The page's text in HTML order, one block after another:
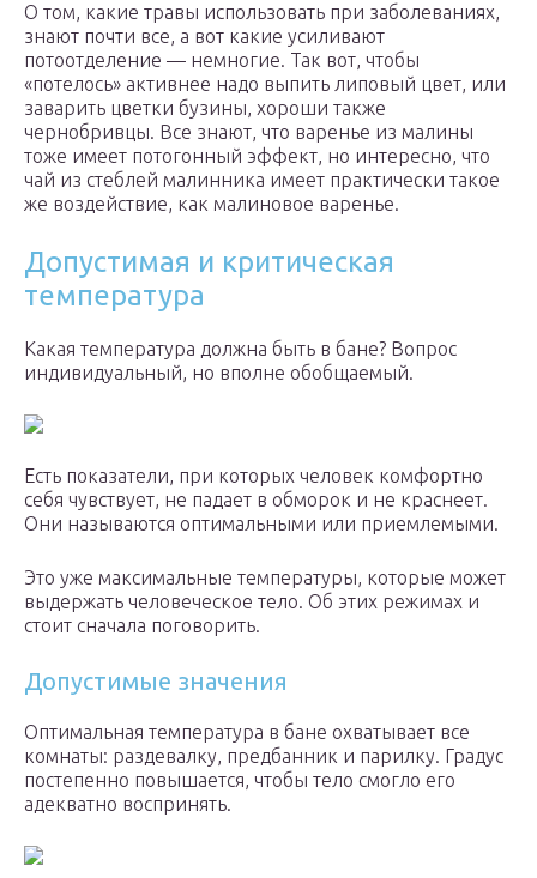
О том, какие травы использовать при заболеваниях,
знают почти все, а вот какие усиливают
потоотделение — немногие. Так вот, чтобы
«потелось» активнее надо выпить липовый цвет, или
заварить цветки бузины, хороши также
чернобривцы. Все знают, что варенье из малины
тоже имеет потогонный эффект, но интересно, что
чай из стеблей малинника имеет практически такое
же воздействие, как малиновое варенье.
Допустимая и критическая
температура
Какая температура должна быть в бане? Вопрос
индивидуальный, но вполне обобщаемый.
Есть показатели, при которых человек комфортно
себя чувствует, не падает в обморок и не краснеет.
Они называются оптимальными или приемлемыми.
Это уже максимальные температуры, которые может
выдержать человеческое тело. Об этих режимах и
стоит сначала поговорить.
Допустимые значения
Оптимальная температура в бане охватывает все
комнаты: раздевалку, предбанник и парилку. Градус
постепенно повышается, чтобы тело смогло его
адекватно воспринять.